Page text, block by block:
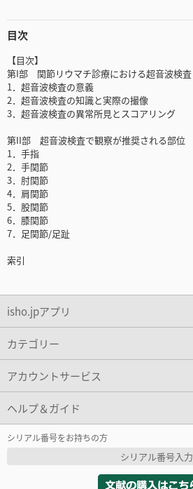
目次
【目次】
第I部 関節リウマチ診療における超音波検査
1．超音波検査の意義
2．超音波検査の知識と実際の撮像
3．超音波検査の異常所見とスコアリング
第II部 超音波検査で観察が推奨される部位
1．手指
2．手関節
3．肘関節
4．肩関節
5．股関節
6．膝関節
7．足関節/足趾
索引
isho.jpアプリ
カテゴリー
アカウントサービス
ヘルプ＆ガイド
シリアル番号をお持ちの方
シリアル番号入力